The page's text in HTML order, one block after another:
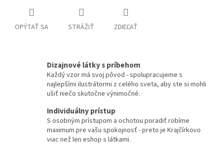
OPÝTAŤ SA STRÁŽIŤ ZDIEĽAŤ
Dizajnové látky s príbehom
Každý vzor má svoj pôvod - spolupracujeme s
najlepšími ilustrátormi z celého sveta, aby ste si mohli
ušiť niečo skutočne výnimočné.
Individuálny prístup
S osobným prístupom a ochotou poradiť robíme
maximum pre vašu spokojnosť - preto je Krajčírkovo
viac než len eshop s látkami.